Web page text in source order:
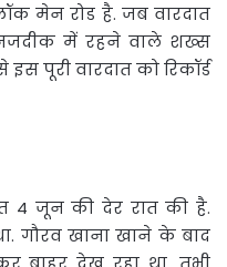
मेन रोड है. जब वारदात
नजदीक में रहने वाले शख्स
पूरी वारदात को रिकॉर्ड
4 जून की देर रात की है.
गौरव खाना खाने के बाद